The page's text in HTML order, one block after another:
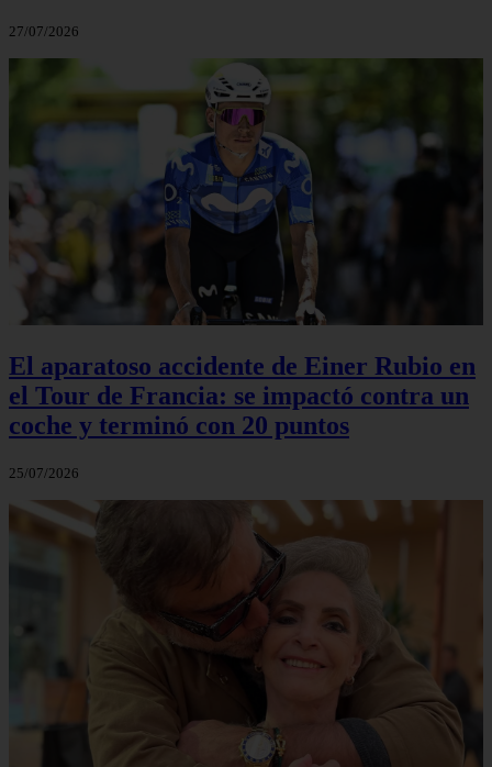
27/07/2026
El aparatoso accidente de Einer Rubio en
el Tour de Francia: se impactó contra un
coche y terminó con 20 puntos
25/07/2026